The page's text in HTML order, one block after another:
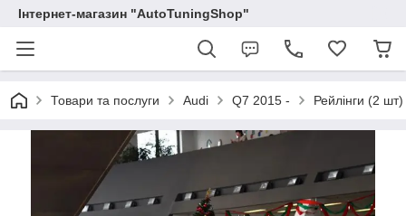
Інтернет-магазин "AutoTuningShop"
Товари та послуги Audi Q7 2015 - Рейлінги (2